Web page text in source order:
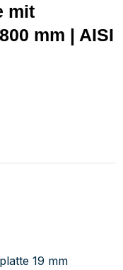
mit
mm | AISI
19 mm